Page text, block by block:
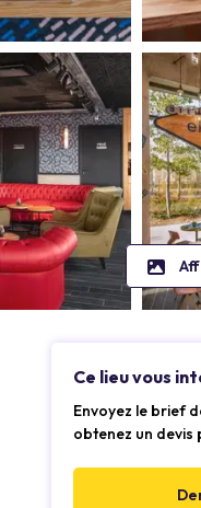
Ce lieu vous
Envoyez le brief
obtenez un